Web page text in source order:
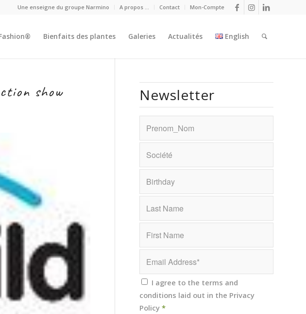
Une enseigne du groupe Narmino A propos … Contact Mon-Compte
Bienfaits des plantes Galeries Actualités English
show Newsletter
I agree to the terms and
conditions laid out in the Privacy
Policy *